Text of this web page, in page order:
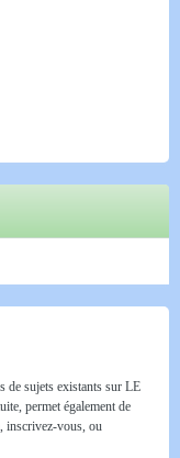
de sujets existants sur LE
permet également de
inscrivez-vous, ou